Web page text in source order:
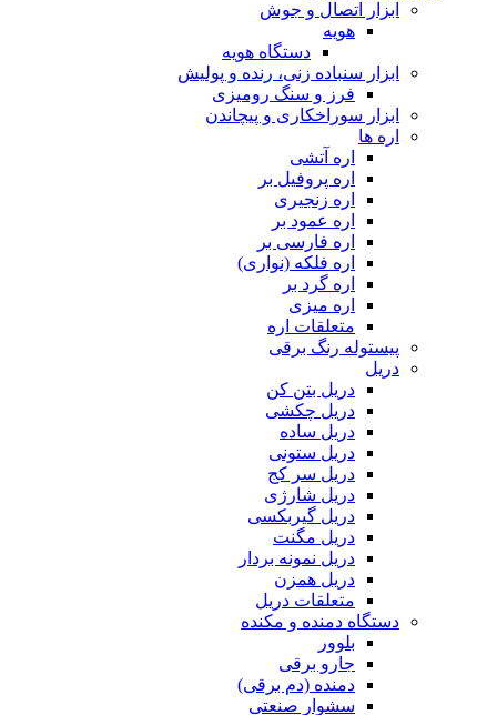
ابزار اتصال و جوش
هویه
دستگاه هویه
ابزار سنباده زنی، رنده و پولیش
فرز و سنگ رومیزی
ابزار سوراخکاری و پیچاندن
اره ها
اره آتشی
اره پروفیل بر
اره زنجیری
اره عمود بر
اره فارسی بر
اره فلکه (نواری)
اره گرد بر
اره میزی
متعلقات اره
پیستوله رنگ برقی
دریل
دریل بتن کن
دریل چکشی
دریل ساده
دریل ستونی
دریل سر کج
دریل شارژی
دریل گیربکسی
دریل مگنت
دریل نمونه بردار
دریل همزن
متعلقات دریل
دستگاه دمنده و مکنده
بلوور
جارو برقی
دمنده (دم برقی)
سشوار صنعتی